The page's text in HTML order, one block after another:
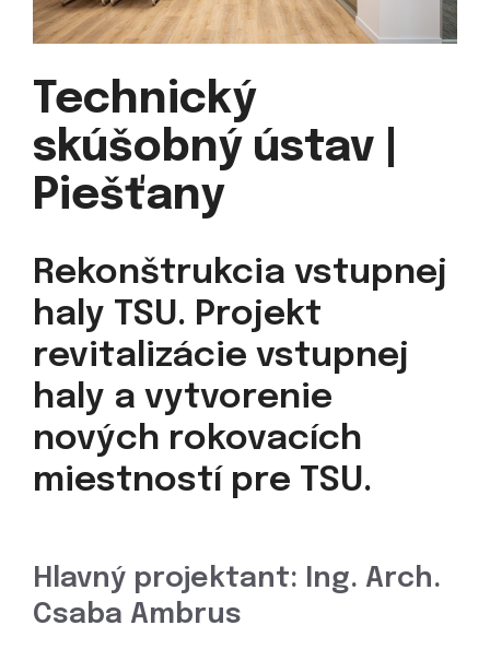
Technický
skúšobný ústav |
Piešťany
Rekonštrukcia vstupnej
haly TSU. Projekt
revitalizácie vstupnej
haly a vytvorenie
nových rokovacích
miestností pre TSU.
Hlavný projektant: Ing. Arch.
Csaba Ambrus